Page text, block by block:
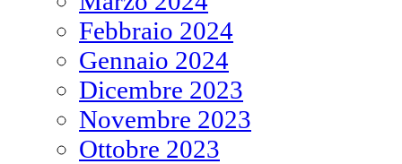
Febbraio 2024
Gennaio 2024
Dicembre 2023
Novembre 2023
Ottobre 2023